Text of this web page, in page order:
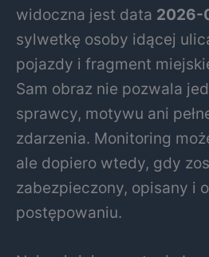
widoczna jest data 2026-
sylwetkę osoby idącej
pojazdy i fragment
Sam obraz nie pozwala
sprawcy, motywu ani
zdarzenia. Monitoring
ale dopiero wtedy, gdy
zabezpieczony, opisany i
postępowaniu.